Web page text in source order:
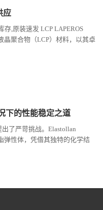
应
存,原装速发 LCP LAPEROS
晶聚合物（LCP）材料，以其卓
下的性能稳定之道
了严苛挑战。Elastollan
弹性体，凭借其独特的化学结